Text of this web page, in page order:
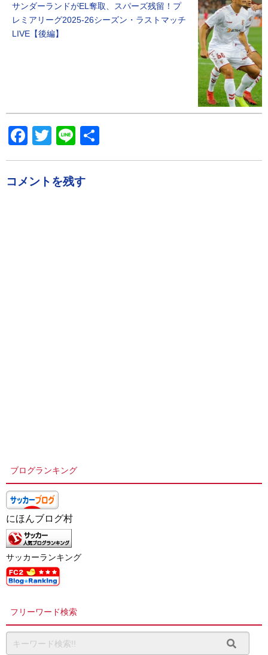
サンダーランドがEL奪取、スパーズ残留！プ
レミアリーグ2025-26シーズン・ラストマッチ
LIVE【後編】
Facebook
Twitter
Line
有
コメントを残す
ブログランキング
にほんブログ村
サッカーランキング
フリーワード検索